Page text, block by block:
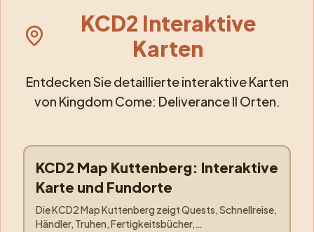
KCD2 Interaktive
Karten
Entdecken Sie detaillierte interaktive Karten
von Kingdom Come: Deliverance II Orten.
Orte:Kuttenberg
KCD2 Map Kuttenberg: Interaktive
Karte und Fundorte
Die KCD2 Map Kuttenberg zeigt Quests, Schnellreise,
Händler, Truhen, Fertigkeitsbücher,